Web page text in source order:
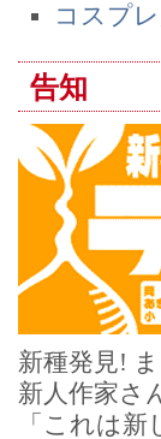
コスプ
告知
新種発見!
新人作家さ
「これは